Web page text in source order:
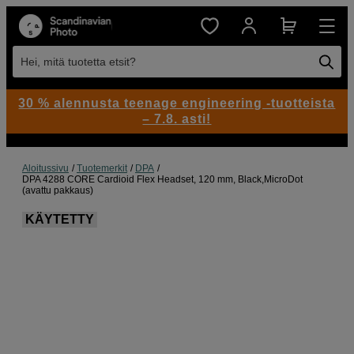
Hei, mitä tuotetta etsit?
Aloitussivu Tuotemerkit
DPA
DPA 4288 CORE Cardioid Flex Headset, 120 mm, Black,MicroDot
(avattu pakkaus)
KÄYTETTY
30 % alennusta teenage engineering -tuotteista
– 7.8. asti!